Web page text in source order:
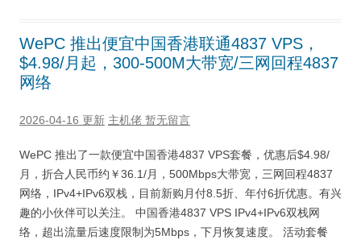
WePC 推出便宜中国香港联通4837 VPS，
$4.98/月起，300-500M大带宽/三网回程4837
网络
2026-04-16 更新 主机佬 暂无留言
WePC 推出了一款便宜中国香港4837 VPS套餐，优惠后$4.98/
月，折合人民币约￥36.1/月，500Mbps大带宽，三网回程4837
网络，IPv4+IPv6双栈，目前新购月付8.5折、年付6折优惠。有兴
趣的小伙伴可以关注。 中国香港4837 VPS IPv4+IPv6双栈网
络，超出流量后速度限制为5Mbps，下月恢复速度。 活动套餐